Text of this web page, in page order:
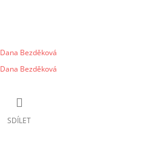
Dana Bezděková
Dana Bezděková
SDÍLET